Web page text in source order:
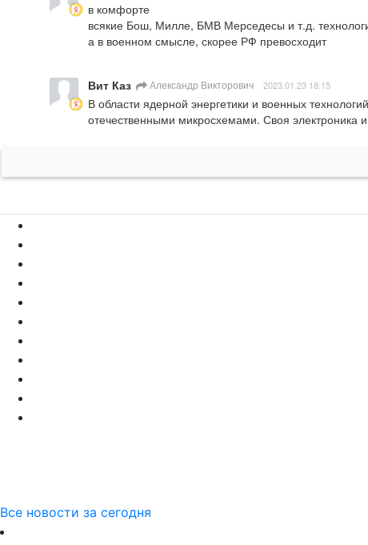
в комфорте
всякие Бош, Милле, БМВ Мерседесы и т.д.
а в военном смысле, скорее РФ превосходит
Вит Каз Александр Викторович 2023.01.23 18:15
В области ядерной энергетики и военных
отечественными микросхемами. Своя электроника
Все новости за сегодня